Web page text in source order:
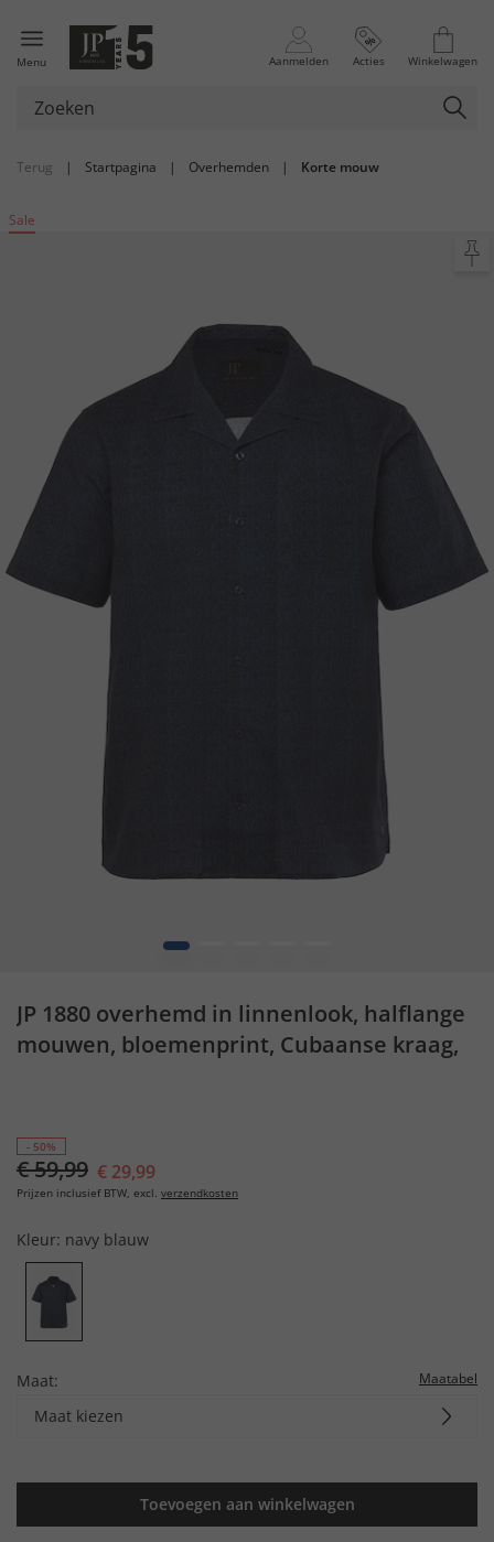
Menu Aanmelden Acties Winkelwagen
Terug | Startpagina | Overhemden | Korte mouw
Sale
1
JP 1880 overhemd in linnenlook, halflange
mouwen, bloemenprint, Cubaanse kraag,
- 50%
€ 59,99 € 29,99
Prijzen inclusief BTW, excl. verzendkosten
Kleur: navy blauw
Maat: Maatabel
Maat kiezen
Toevoegen aan winkelwagen